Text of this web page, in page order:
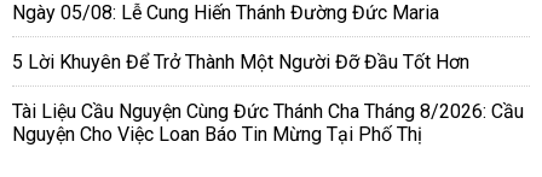
Ngày 05/08: Lễ Cung Hiến Thánh Đường Đức Maria
5 Lời Khuyên Để Trở Thành Một Người Đỡ Đầu Tốt Hơn
Tài Liệu Cầu Nguyện Cùng Đức Thánh Cha Tháng 8/2026: Cầu
Nguyện Cho Việc Loan Báo Tin Mừng Tại Phố Thị